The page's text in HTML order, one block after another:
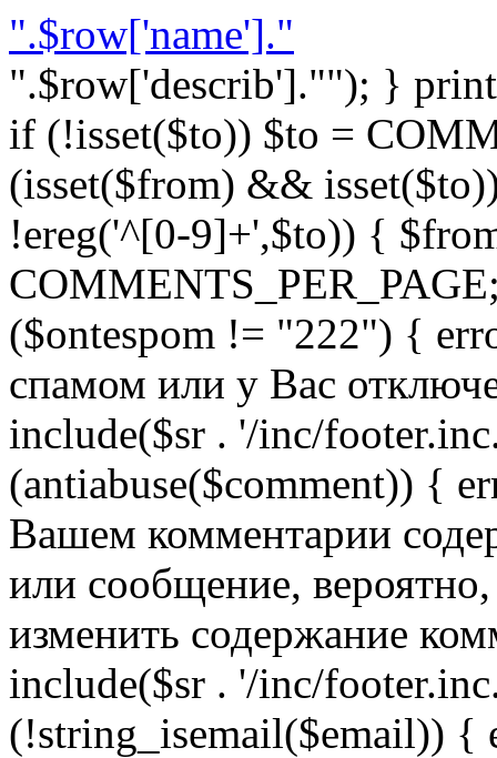
".$row['name']."
".$row['describ'].""); }
if (!isset($to)) $to =
(isset($from) &&
!ereg('^[0-9]+',$to)) {
($ontespom != "222") {
спамом или у Вас
include($sr . '/inc/
(antiabuse($comment)) {
Вашем комментарии
или сообщение,
изменить содержание
include($sr . '/inc/
(!string_isemail($email)) {